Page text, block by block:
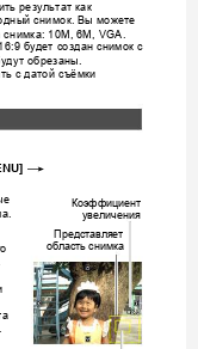
результат как
снимок. Вы можете
снимка: 10M, 6M, VGA.
16:9 будет создан снимок с
обрезаны.
с датой съёмки
*
Коэффициент
. увеличения
Представляет
область снимка